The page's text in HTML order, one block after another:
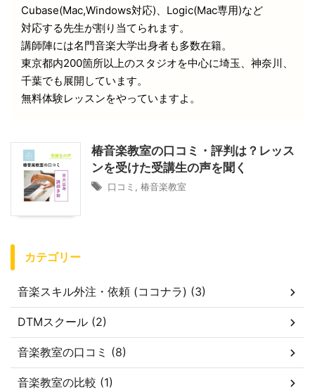
Cubase(Mac,Windows対応)、Logic(Mac専用)など
対応する先生が割り当てられます。
講師陣には名門音楽大学出身者も多数在籍。
東京都内200箇所以上のスタジオを中心に埼玉、神奈川、
千葉でも展開しています。
無料体験レッスンをやっていますよ。
椿音楽教室の口コミ・評判は？レッス
ンを受けた受講生の声を聞く
口コミ 椿音楽教室
カテゴリー
音楽スキル外注・依頼 (ココナラ) (3)
DTMスクール (2)
音楽教室の口コミ (8)
音楽教室の比較 (1)